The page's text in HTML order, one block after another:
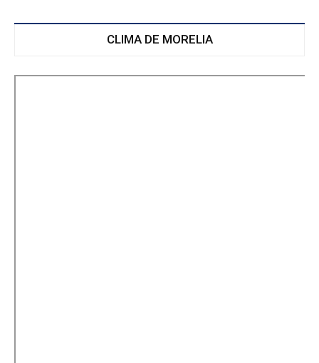
CLIMA DE MORELIA